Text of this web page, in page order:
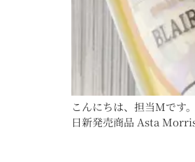
こんにちは、担当Mです
日新発売商品 Asta